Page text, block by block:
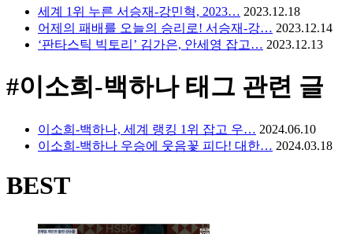
세계 1위 누른 서승재-강민혁, 2023… 2023.12.18
어제의 패배를 오늘의 승리로! 서승재-강… 2023.12.14
‘판타스틱 빅토리’ 김가은, 안세영 잡고… 2023.12.13
#이소희-백하나태그 관련 글
이소희-백하나, 세계 랭킹 1위 잡고 우… 2024.06.10
이소희-백하나 우승에 웃음꽃 피다! 대한… 2024.03.18
BEST